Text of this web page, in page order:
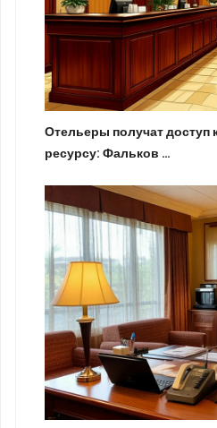
Отельеры получат доступ
ресурсу: Фальков …